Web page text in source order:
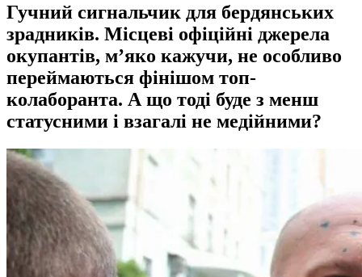
Гучний сигнальчик для бердянських
зрадників. Місцеві офіційні джерела
окупантів, м’яко кажучи, не особливо
переймаються фінішом топ-
колаборанта. А що тоді буде з менш
статусними і взагалі не медійними?